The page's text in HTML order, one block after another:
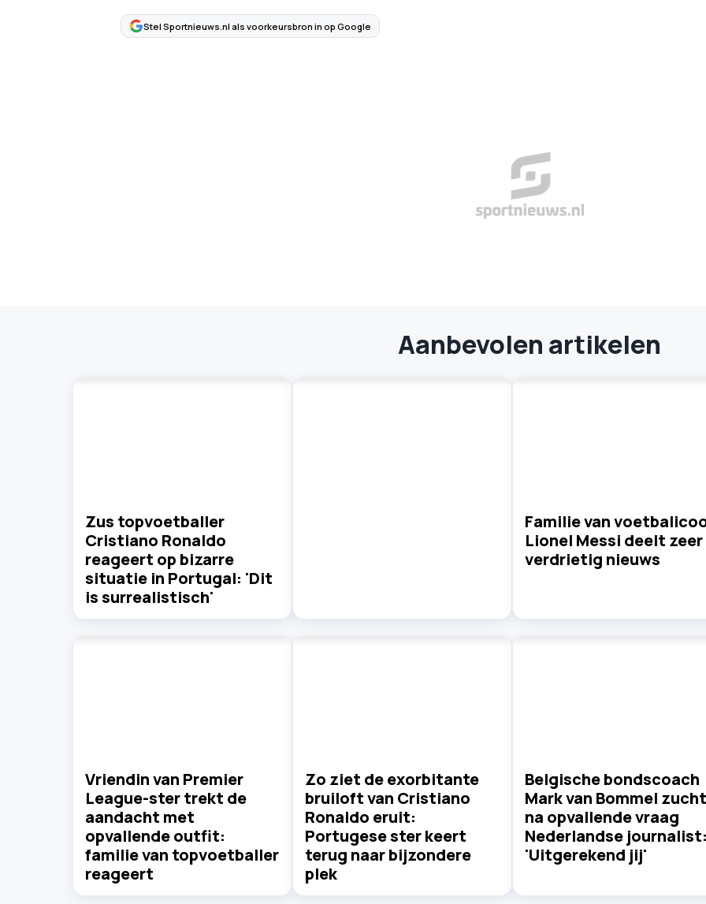
Stel Sportnieuws.nl als voorkeursbron in op Google
Aanbevolen artikelen
Zus topvoetballer
Cristiano Ronaldo
reageert op bizarre
situatie in Portugal: 'Dit
is surrealistisch'
Familie van
Lionel Messi deelt zeer
verdrietig nieuws
Vriendin van Premier
League-ster trekt de
aandacht met
opvallende outfit:
familie van topvoetballer
reageert
Zo ziet de exorbitante
bruiloft van Cristiano
Ronaldo eruit:
Portugese ster keert
terug naar bijzondere
plek
Belgische bondscoach
Mark van Bommel zucht
na opvallende vraag
Nederlandse
'Uitgerekend jij'